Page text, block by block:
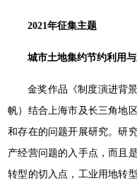
2021年征集主题
城市土地集约节约利用
金奖作品《制度演进背
帆）结合上海市及长三角地
和存在的问题开展研究。研
产经营问题的入手点，而且
转型的切入点，工业用地转